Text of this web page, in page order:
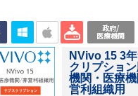
NVivo 15 3
クリプショ
機関・医療
営利組織用